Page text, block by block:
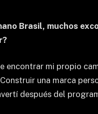
Brasil, muchos
encontrar mi propio
una marca
después del